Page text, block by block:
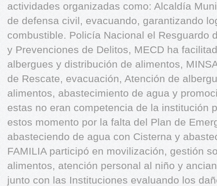
actividades organizadas como: Alcaldía
de defensa civil, evacuando, garantizando
combustible. Policía Nacional el Resguardo
y Prevenciones de Delitos, MECD ha
albergues y distribución de alimentos,
de Rescate, evacuación, Atención de
alimentos, abastecimiento de agua y
estas no eran competencia de la institución
estos momento por la falta del Plan de
abasteciendo de agua con Cisterna y
FAMILIA participó en movilización, gestión
alimentos, atención personal al niño y
junto con las Instituciones evaluando los